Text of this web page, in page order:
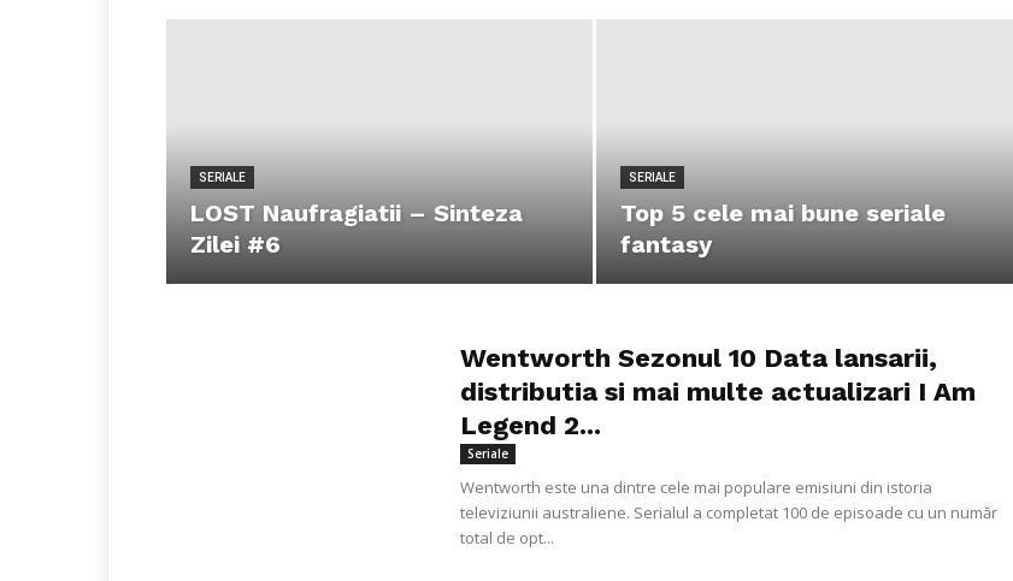
SERIALE
LOST Naufragiatii – Sinteza
Zilei #6
SERIALE
Top 5 cele mai bune seriale
fantasy
Wentworth Sezonul 10 Data lansarii,
distributia si mai multe actualizari I Am
Legend 2...
Seriale
Wentworth este una dintre cele mai populare emisiuni din istoria
televiziunii australiene. Serialul a completat 100 de episoade cu un număr
total de opt...